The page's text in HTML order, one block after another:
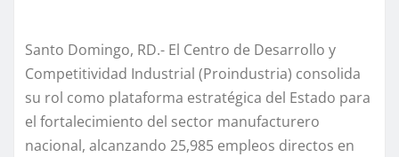
Santo Domingo, RD.- El Centro de Desarrollo y
Competitividad Industrial (Proindustria) consolida
su rol como plataforma estratégica del Estado para
el fortalecimiento del sector manufacturero
nacional, alcanzando 25,985 empleos directos en